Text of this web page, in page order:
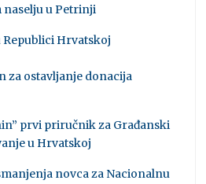
u Petrinji
Hrvatskoj
za ostavljanje donacija
prvi priručnik za Građanski
u Hrvatskoj
novca za Nacionalnu